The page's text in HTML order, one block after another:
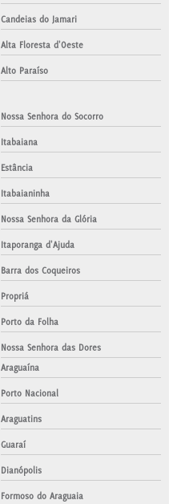
Candeias do Jamari
Alta Floresta d'Oeste
Alto Paraíso
Nossa Senhora do Socorro
Itabaiana
Estância
Itabaianinha
Nossa Senhora da Glória
Itaporanga d'Ajuda
Barra dos Coqueiros
Propriá
Porto da Folha
Nossa Senhora das Dores
Araguaína
Porto Nacional
Araguatins
Guaraí
Dianópolis
Formoso do Araguaia